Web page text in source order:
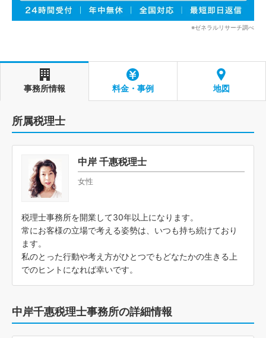
※ゼネラルリサーチ調べ
事務所情報 料金・事例 地図
所属税理士
中岸 千惠税理士
女性
税理士事務所を開業して30年以上になります。
常にお客様の立場で考える姿勢は、いつも持ち続けており
ます。
私のとった行動や考え方がひとつでもどなたかの生きる上
でのヒントになれば幸いです。
中岸千惠税理士事務所の詳細情報